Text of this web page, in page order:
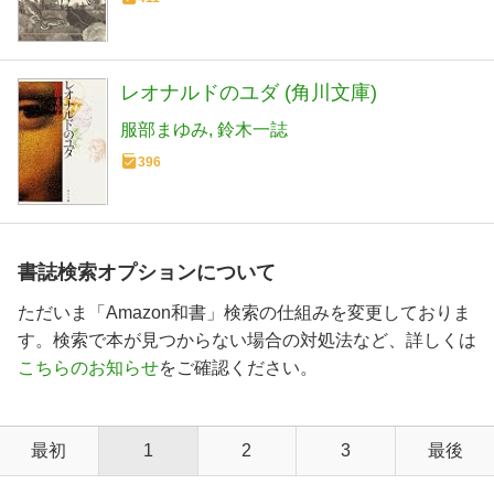
レオナルドのユダ (角川文庫)
服部まゆみ 鈴木一誌
396
書誌検索オプションについて
ただいま「Amazon和書」検索の仕組みを変更しておりま
す。検索で本が見つからない場合の対処法など、詳しくは
こちらのお知らせをご確認ください。
最初 1 2 3 最後